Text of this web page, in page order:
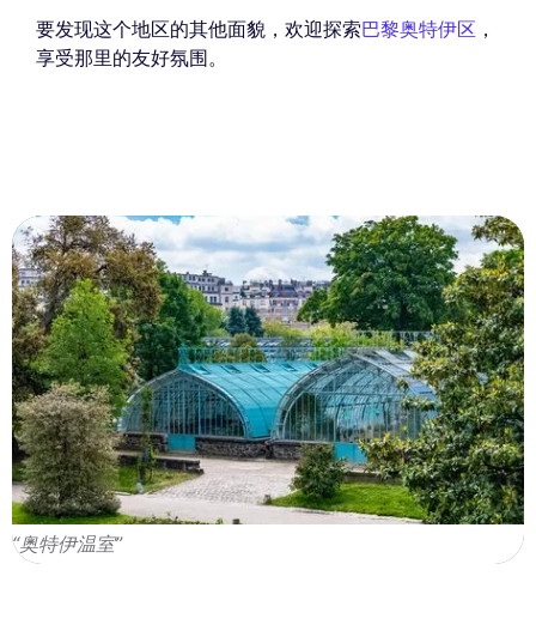
要发现这个地区的其他面貌，欢迎探索巴黎奥特伊区 ，
享受那里的友好氛围。
“奥特伊温室”